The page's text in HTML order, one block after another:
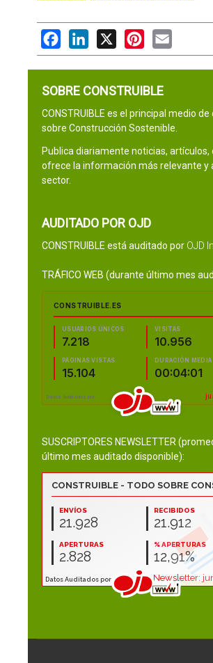
FacebookLinkedIn
X PinterestEmail
SOBRE CONSTRUIBLE
CONSTRUIBLE es el principal medio
sobre Construcción Sostenible.
Publica diariamente noticias, artículos,
ofrece la información más relevante y
sector.
AUDITADO POR OJD
CONSTRUIBLE está auditado por OJD
TRÁFICO WEB (durante último mes
SUSCRIPTORES NEWSLETTER
último mes auditado disponible):